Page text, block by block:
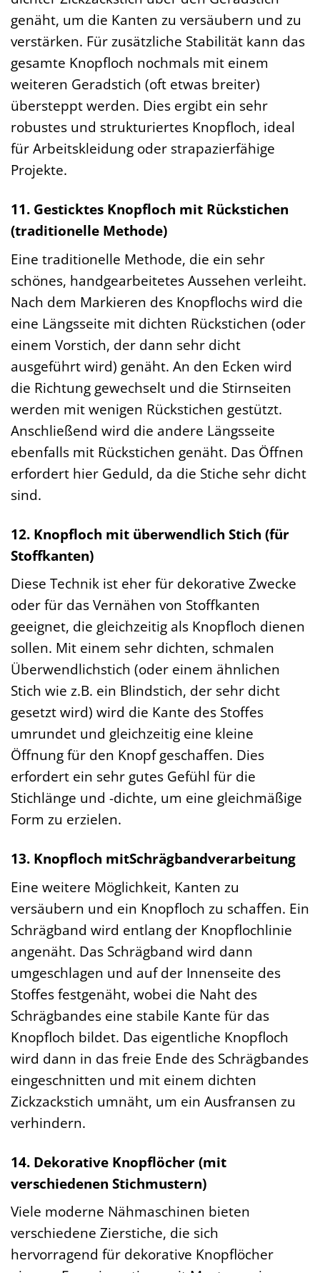
genäht, um die Kanten zu versäubern und zu
verstärken. Für zusätzliche Stabilität kann das
gesamte Knopfloch nochmals mit einem
weiteren Geradstich (oft etwas breiter)
übersteppt werden. Dies ergibt ein sehr
robustes und strukturiertes Knopfloch, ideal
für Arbeitskleidung oder strapazierfähige
Projekte.
11. Gesticktes Knopfloch mit Rückstichen
(traditionelle Methode)
Eine traditionelle Methode, die ein sehr
schönes, handgearbeitetes Aussehen verleiht.
Nach dem Markieren des Knopflochs wird die
eine Längsseite mit dichten Rückstichen (oder
einem Vorstich, der dann sehr dicht
ausgeführt wird) genäht. An den Ecken wird
die Richtung gewechselt und die Stirnseiten
werden mit wenigen Rückstichen gestützt.
Anschließend wird die andere Längsseite
ebenfalls mit Rückstichen genäht. Das Öffnen
erfordert hier Geduld, da die Stiche sehr dicht
sind.
12. Knopfloch mit überwendlich Stich (für
Stoffkanten)
Diese Technik ist eher für dekorative Zwecke
oder für das Vernähen von Stoffkanten
geeignet, die gleichzeitig als Knopfloch dienen
sollen. Mit einem sehr dichten, schmalen
Überwendlichstich (oder einem ähnlichen
Stich wie z.B. ein Blindstich, der sehr dicht
gesetzt wird) wird die Kante des Stoffes
umrundet und gleichzeitig eine kleine
Öffnung für den Knopf geschaffen. Dies
erfordert ein sehr gutes Gefühl für die
Stichlänge und -dichte, um eine gleichmäßige
Form zu erzielen.
13. Knopfloch mitSchrägbandverarbeitung
Eine weitere Möglichkeit, Kanten zu
versäubern und ein Knopfloch zu schaffen. Ein
Schrägband wird entlang der Knopflochlinie
angenäht. Das Schrägband wird dann
umgeschlagen und auf der Innenseite des
Stoffes festgenäht, wobei die Naht des
Schrägbandes eine stabile Kante für das
Knopfloch bildet. Das eigentliche Knopfloch
wird dann in das freie Ende des Schrägbandes
eingeschnitten und mit einem dichten
Zickzackstich umnäht, um ein Ausfransen zu
verhindern.
14. Dekorative Knopflöcher (mit
verschiedenen Stichmustern)
Viele moderne Nähmaschinen bieten
verschiedene Zierstiche, die sich
hervorragend für dekorative Knopflöcher